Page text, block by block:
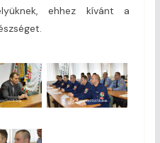
ehhez kívánt a